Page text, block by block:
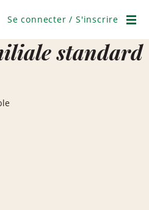
Se connecter / S'inscrire
standard